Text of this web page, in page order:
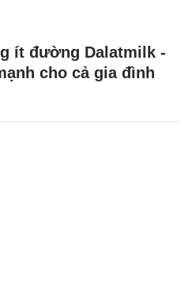
ít đường Dalatmilk -
cho cả gia đình